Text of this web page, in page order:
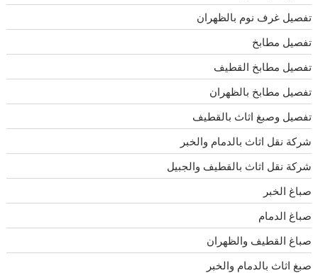
تفصيل غرف نوم بالظهران
تفصيل مطابخ
تفصيل مطابخ القطيف
تفصيل مطابخ بالظهران
تفصيل وصبغ اثاث بالقطيف
شركة نقل اثاث بالدمام والخبر
شركة نقل اثاث بالقطيف والجبيل
صباغ الخبر
صباغ الدمام
صباغ القطيف والظهران
صبغ اثاث بالدمام والخبر